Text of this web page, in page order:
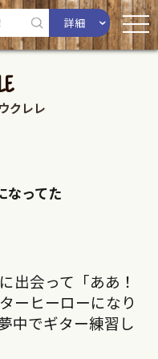
詳細
クレレ
なってた
出会って「ああ！
ーヒーローになり
中でギター練習し